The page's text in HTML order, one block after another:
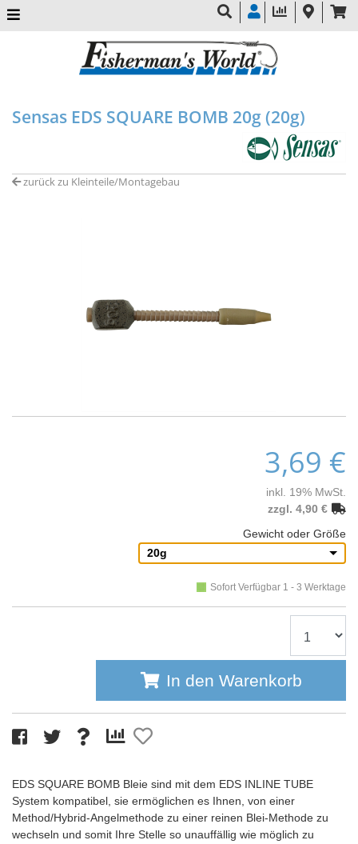
Sensas EDS SQUARE BOMB 20g (20g)
zurück zu Kleinteile/Montagebau
3,69 €
inkl. 19% MwSt.
zzgl. 4,90 €
Gewicht oder Größe
20g
Sofort Verfügbar 1 - 3 Werktage
In den Warenkorb
EDS SQUARE BOMB Bleie sind mit dem EDS INLINE TUBE
System kompatibel, sie ermöglichen es Ihnen, von einer
Method/Hybrid-Angelmethode zu einer reinen Blei-Methode zu
wechseln und somit Ihre Stelle so unauffällig wie möglich zu